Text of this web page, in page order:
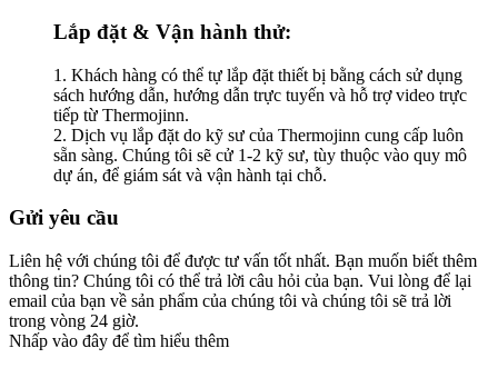
Lắp đặt & Vận hành thử:
1. Khách hàng có thể tự lắp đặt thiết bị bằng cách sử dụng
sách hướng dẫn, hướng dẫn trực tuyến và hỗ trợ video trực
tiếp từ Thermojinn.
2. Dịch vụ lắp đặt do kỹ sư của Thermojinn cung cấp luôn
sẵn sàng. Chúng tôi sẽ cử 1-2 kỹ sư, tùy thuộc vào quy mô
dự án, để giám sát và vận hành tại chỗ.
Gửi yêu cầu
Liên hệ với chúng tôi để được tư vấn tốt nhất. Bạn muốn biết thêm
thông tin? Chúng tôi có thể trả lời câu hỏi của bạn. Vui lòng để lại
email của bạn về sản phẩm của chúng tôi và chúng tôi sẽ trả lời
trong vòng 24 giờ.
Nhấp vào đây để tìm hiểu thêm